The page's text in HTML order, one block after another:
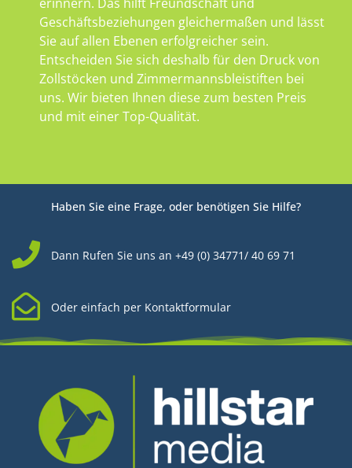
Geschäftsbeziehungen gleichermaßen und lässt
Sie auf allen Ebenen erfolgreicher sein.
Entscheiden Sie sich deshalb für den Druck von
Zollstöcken und Zimmermannsbleistiften bei
uns. Wir bieten Ihnen diese zum besten Preis
und mit einer Top-Qualität.
Haben Sie eine Frage, oder benötigen Sie Hilfe?
Dann Rufen Sie uns an +49 (0) 34771/ 40 69 71
Oder einfach per Kontaktformular